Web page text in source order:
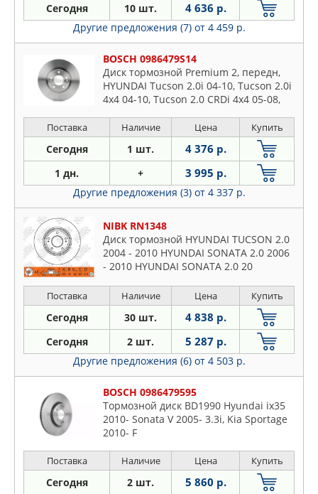
Сегодня 10 шт. 4 636 р.
Другие предложения (7) от 4 459 р.
BOSCH 0986479S14
Диск тормозной Premium 2, передн,
HYUNDAI Tucson 2.0i 04-10, Tucson 2.0i
4x4 04-10, Tucson 2.0 CRDi 4x4 05-08,
Поставка Наличие Цена Купить
Сегодня 1 шт. 4 376 р.
1 дн. + 3 995 р.
Другие предложения (3) от 4 337 р.
NIBK RN1348
Диск тормозной HYUNDAI TUCSON 2.0
2004 - 2010 HYUNDAI SONATA 2.0 2006
- 2010 HYUNDAI SONATA 2.0 20
Поставка Наличие Цена Купить
Сегодня 30 шт. 4 838 р.
Сегодня 2 шт. 5 287 р.
Другие предложения (6) от 4 503 р.
BOSCH 0986479595
Тормозной диск BD1990 Hyundai ix35
2010- Sonata V 2005- 3.3i, Kia Sportage
2010- F
Поставка Наличие Цена Купить
Сегодня 2 шт. 5 860 р.